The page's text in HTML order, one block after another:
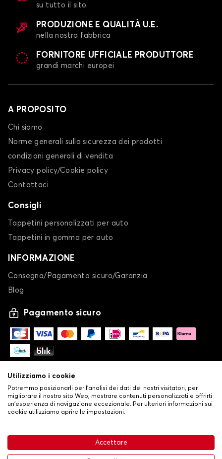
32,53 €
su tutto il sito
PRODUZIONE E QUALITÀ U.E.
nella nostra fabbrica
FORNITORE UFFICIALE PRODUTTORE
grandi marchi europei
A PROPOSITO
Chi siamo
Norme generali sulla sicurezza dei prodotti
condizioni generali di vendita
Privacy policy/Cookie policy
Contattaci
Consigli
Tappetini personalizzati per auto
Tappetini in gomma per auto
INFORMAZIONE
Consegna/Pagamento sicuro/Garanzia
Blog
Pagamento sicuro
Condizioni generali di vendita•
Politica sulla privacy e sui cookie•Livraison
Utilizziamo i cookie
Potremmo posizionarli per l'analisi dei dati dei nostri visitatori, per
migliorare il nostro sito Web, mostrare contenuti personalizzati e offrirti
un'esperienza di navigazione eccezionale. Per ulteriori informazioni sui
cookie utilizziamo aprire le impostazioni.
Accettare